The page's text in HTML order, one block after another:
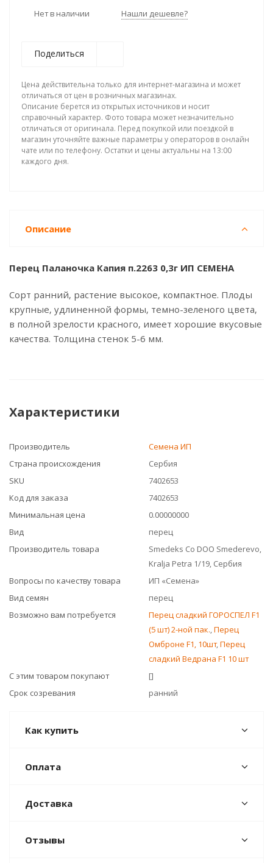
Нет в наличии Нашли дешевле?
Поделиться
Цена действительна только для интернет-магазина и может
отличаться от цен в розничных магазинах.
Описание берется из открытых источников и носит
справочный характер. Фото товара может незначительно
отличаться от оригинала. Перед покупкой или поездкой в
магазин уточняйте важные параметры у операторов в онлайн
чате или по телефону. Остатки и цены актуальны на 13:00
каждого дня.
Описание
Перец Паланочка Капия п.2263 0,3г ИП СЕМЕНА
Сорт ранний, растение высокое, компактное. Плоды
крупные, удлиненной формы, темно-зеленого цвета,
в полной зрелости красного, имеет хорошие вкусовые
качества. Толщина стенок 5-6 мм.
Характеристики
Производитель
Семена ИП
Страна происхождения
Сербия
SKU
7402653
Код для заказа
7402653
Минимальная цена
0.00000000
Вид
перец
Производитель товара
Smedeks Co DOO Smederevo,
Kralja Petra 1/19, Сербия
Вопросы по качеству товара
ИП «Семена»
Вид семян
перец
Возможно вам потребуется
Перец сладкий ГОРОСПЕЛ F1
(5 шт) 2-ной пак.,Перец
Омброне F1, 10шт,Перец
сладкий Ведрана F1 10 шт
С этим товаром покупают
[]
Срок созревания
ранний
Как купить
Оплата
Доставка
Отзывы